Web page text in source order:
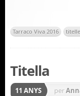
Tarraco Viva 2016
Titella
11 ANYS per